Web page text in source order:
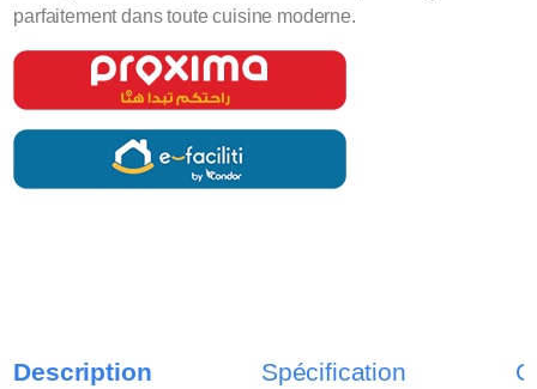
parfaitement dans toute cuisine moderne.
Description Spécification